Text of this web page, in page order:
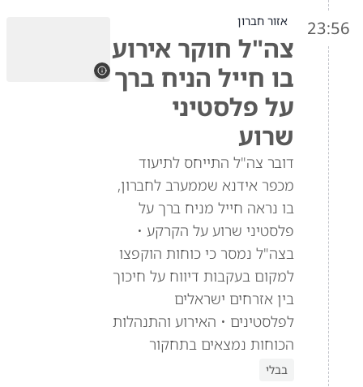
23:56 אזור חברון
צה"ל חוקר אירוע
בו חייל הניח ברך
על פלסטיני
שרוע
דובר צה"ל התייחס לתיעוד
מכפר אידנא שממערב לחברון,
בו נראה חייל מניח ברך על
פלסטיני שרוע על הקרקע •
בצה"ל נמסר כי כוחות הוקפצו
למקום בעקבות דיווח על חיכוך
בין אזרחים ישראלים
לפלסטינים • האירוע והתנהלות
הכוחות נמצאים בתחקור
בבלי